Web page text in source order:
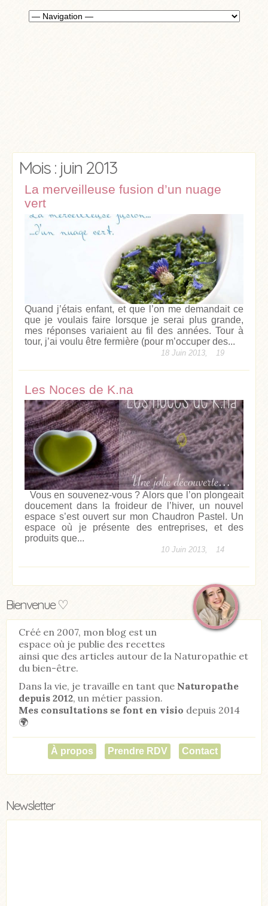
Mois : juin 2013
La merveilleuse fusion d’un nuage
vert
Quand j’étais enfant, et que l’on me demandait ce
que je voulais faire lorsque je serai plus grande,
mes réponses variaient au fil des années. Tour à
tour, j’ai voulu être fermière (pour m’occuper des...
18 Juin 2013, 19
Les Noces de K.na
Vous en souvenez-vous ? Alors que l’on plongeait
doucement dans la froideur de l’hiver, un nouvel
espace s’est ouvert sur mon Chaudron Pastel. Un
espace où je présente des entreprises, et des
produits que...
10 Juin 2013, 14
Bienvenue ♡
Créé en 2007, mon blog est un
espace où je publie des recettes
ainsi que des articles autour de la Naturopathie et
du bien-être.
Dans la vie, je travaille en tant que Naturopathe
depuis 2012, un métier passion.
Mes consultations se font en visio depuis 2014
🌍
À propos Prendre RDV Contact
Newsletter